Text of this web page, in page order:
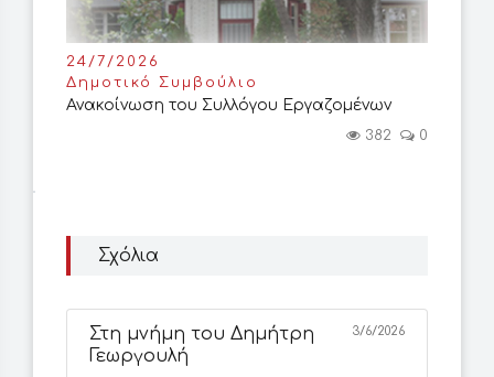
24/7/2026
Δημοτικό Συμβούλιο
Ανακοίνωση του Συλλόγου Εργαζομένων
382 0
Σχόλια
Στη μνήμη του Δημήτρη
Γεωργουλή
3/6/2026